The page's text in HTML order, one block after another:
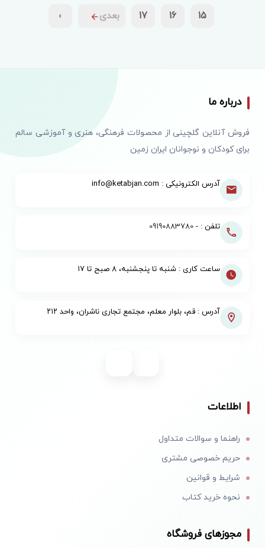
15
16
17 بعدی ›
درباره ما
فروش آنلاین گلچینی از محصولات فرهنگی، هنری و آموزشی سالم
برای کودکان و نوجوانان ایران زمین
آدرس الکترونیکی : info@ketabjan.com
تلفن : -09190883780
ساعت کاری : شنبه تا پنجشنبه، ۸ صبح تا ۱۷
آدرس : قم، بلوار معلم، مجتمع تجاری ناشران، واحد ۲۱۲
اطلاعات
راهنما و سوالات متداول
حریم خصوصی مشتری
شرایط و قوانین
نحوه خرید کتاب
مجوزهای فروشگاه